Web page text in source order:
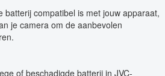
batterij compatibel is met jouw apparaat,
je camera om de aanbevolen
of beschadigde batterij in JVC-